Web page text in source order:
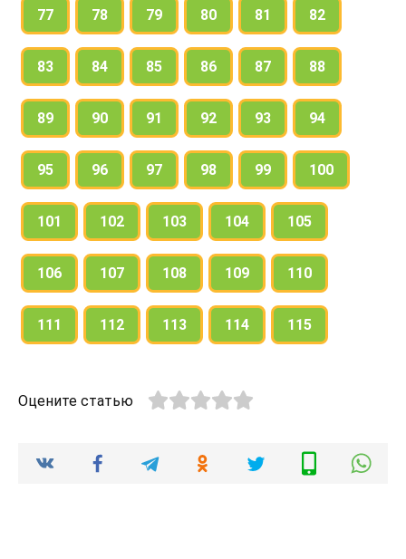
77 78 79 80 81 82
83 84 85 86 87 88
89 90 91 92 93 94
95 96 97 98 99 100
101 102 103 104 105
106 107 108 109 110
111 112 113 114 115
Оцените статью